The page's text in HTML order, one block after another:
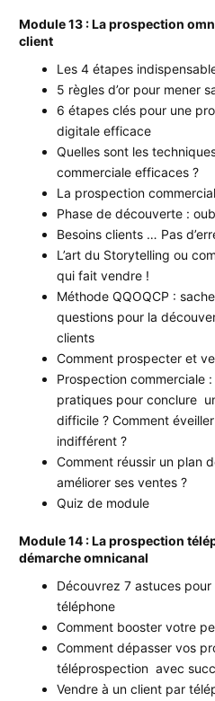
Module 13 : La prospection
client
Les 4 étapes
5 règles d’or pour mener
6 étapes clés pour une
digitale efficace
Quelles sont les
commerciale efficaces ?
La prospection
Phase de découverte :
Besoins clients … Pas
L’art du Storytelling ou
qui fait vendre !
Méthode QQOQCP :
questions pour la
clients
Comment prospecter et
Prospection commerciale
pratiques pour conclure
difficile ? Comment
indifférent ?
Comment réussir un plan
améliorer ses ventes ?
Quiz de module
Module 14 : La prospection
démarche omnicanal
Découvrez 7 astuces
téléphone
Comment booster votre
Comment dépasser vos
téléprospection avec
Vendre à un client par